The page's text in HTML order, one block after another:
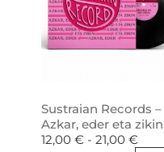
Sustraian Records –
Azkar, eder eta zikin
12,00 € - 21,00 €